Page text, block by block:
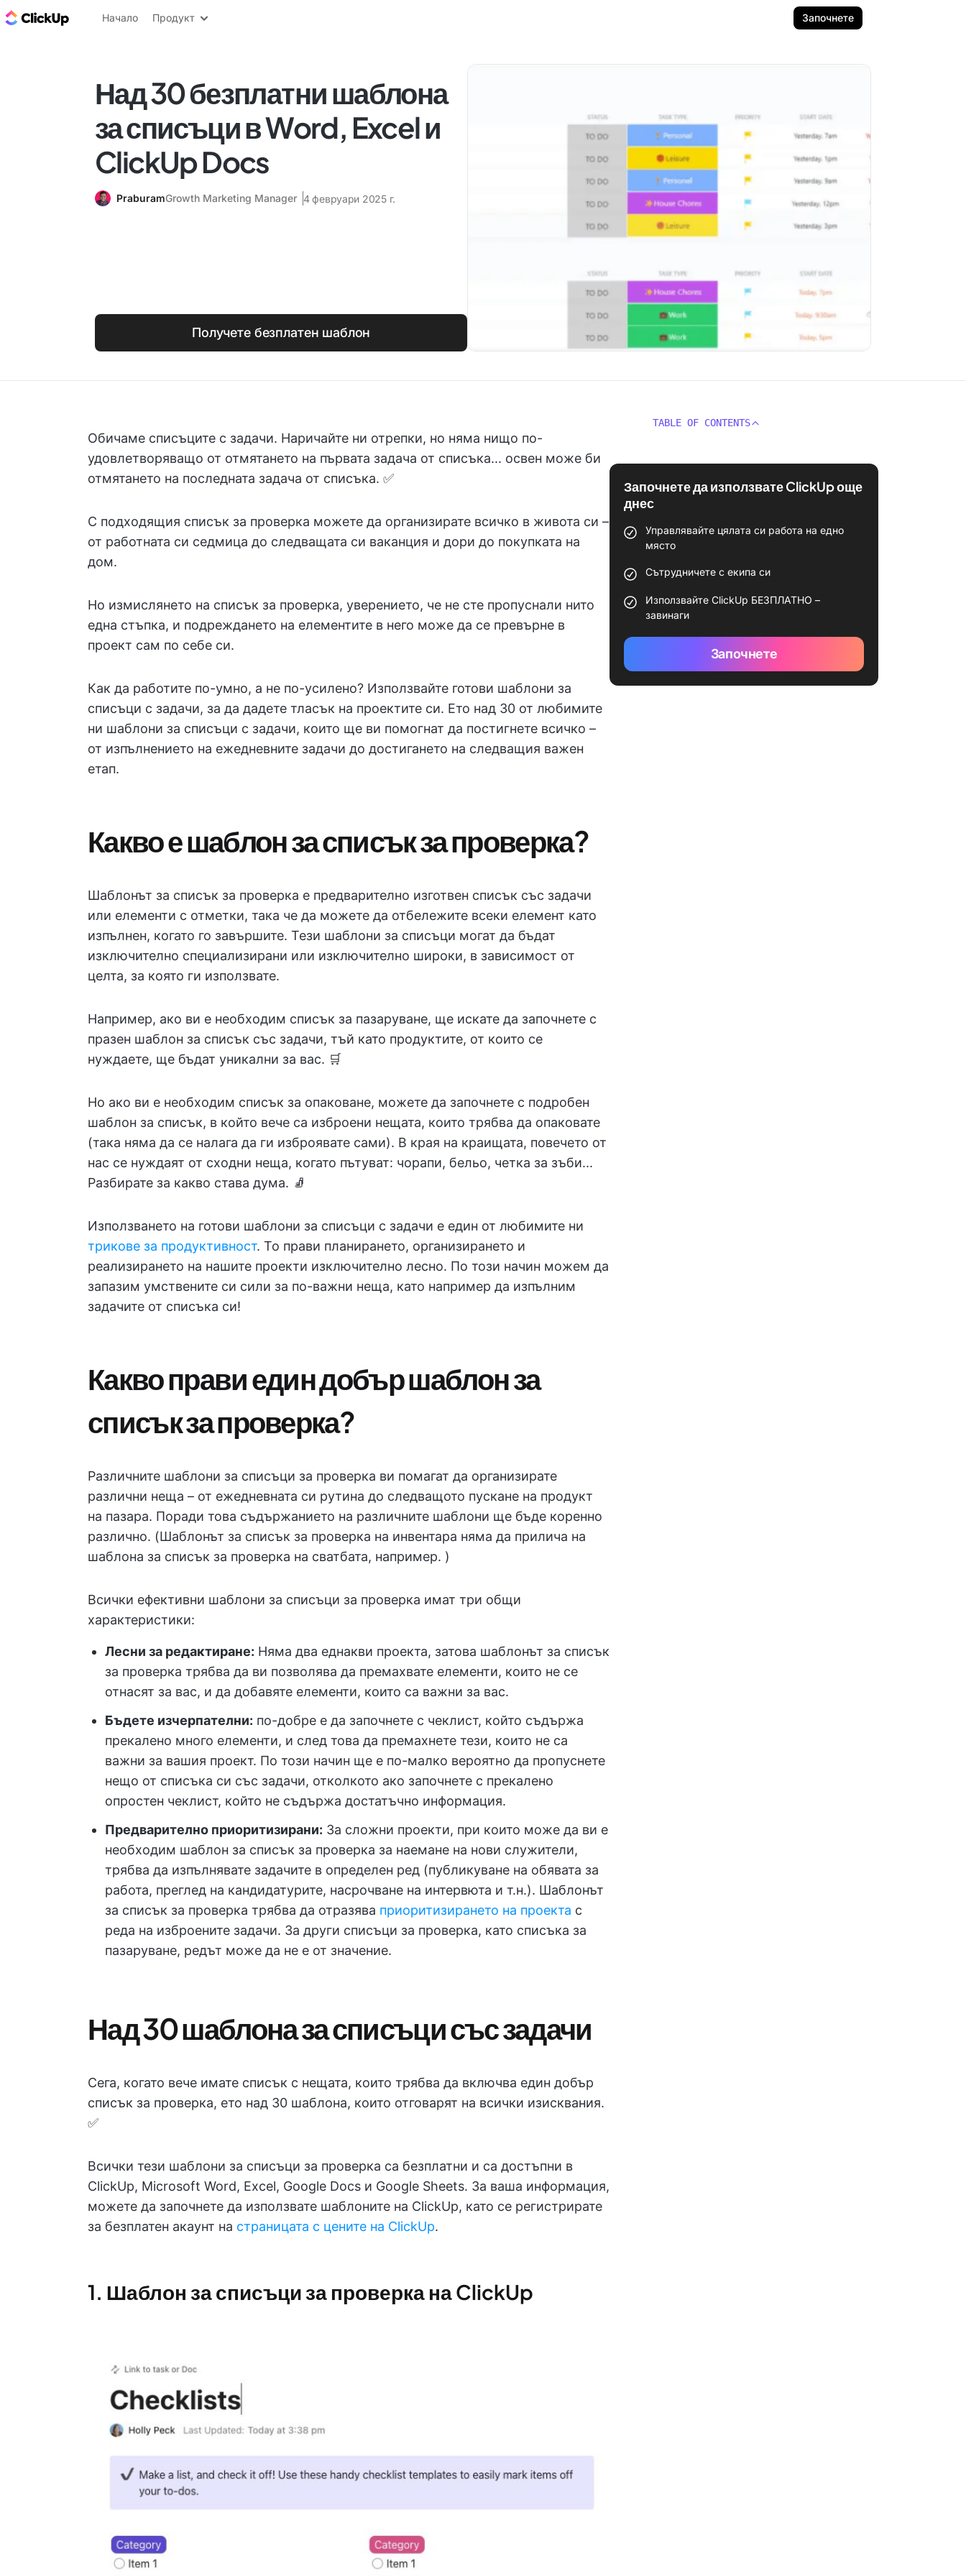
ClickUp блог
Начало Продукт Започнете
Над 30 безплатни шаблона
за списъци в Word, Excel и
ClickUp Docs
PraburamGrowth Marketing Manager 4 февруари 2025 г.
Получете безплатен шаблон
Обичаме списъците с задачи. Наричайте ни отрепки, но няма нищо по-
удовлетворяващо от отмятането на първата задача от списъка... освен може би
отмятането на последната задача от списъка. ✅
С подходящия списък за проверка можете да организирате всичко в живота си –
от работната си седмица до следващата си ваканция и дори до покупката на
дом.
Но измислянето на списък за проверка, уверението, че не сте пропуснали нито
една стъпка, и подреждането на елементите в него може да се превърне в
проект сам по себе си.
Как да работите по-умно, а не по-усилено? Използвайте готови шаблони за
списъци с задачи, за да дадете тласък на проектите си. Ето над 30 от любимите
ни шаблони за списъци с задачи, които ще ви помогнат да постигнете всичко –
от изпълнението на ежедневните задачи до достигането на следващия важен
етап.
Какво е шаблон за списък за проверка?
Шаблонът за списък за проверка е предварително изготвен списък със задачи
или елементи с отметки, така че да можете да отбележите всеки елемент като
изпълнен, когато го завършите. Тези шаблони за списъци могат да бъдат
изключително специализирани или изключително широки, в зависимост от
целта, за която ги използвате.
Например, ако ви е необходим списък за пазаруване, ще искате да започнете с
празен шаблон за списък със задачи, тъй като продуктите, от които се
нуждаете, ще бъдат уникални за вас. 🛒
Но ако ви е необходим списък за опаковане, можете да започнете с подробен
шаблон за списък, в който вече са изброени нещата, които трябва да опаковате
(така няма да се налага да ги изброявате сами). В края на краищата, повечето от
нас се нуждаят от сходни неща, когато пътуват: чорапи, бельо, четка за зъби...
Разбирате за какво става дума. 🧦
Използването на готови шаблони за списъци с задачи е един от любимите ни
трикове за продуктивност. То прави планирането, организирането и
реализирането на нашите проекти изключително лесно. По този начин можем да
запазим умствените си сили за по-важни неща, като например да изпълним
задачите от списъка си!
Какво прави един добър шаблон за
списък за проверка?
Различните шаблони за списъци за проверка ви помагат да организирате
различни неща – от ежедневната си рутина до следващото пускане на продукт
на пазара. Поради това съдържанието на различните шаблони ще бъде коренно
различно. (Шаблонът за списък за проверка на инвентара няма да прилича на
шаблона за списък за проверка на сватбата, например. )
Всички ефективни шаблони за списъци за проверка имат три общи
характеристики:
Лесни за редактиране: Няма два еднакви проекта, затова шаблонът за списък
за проверка трябва да ви позволява да премахвате елементи, които не се
отнасят за вас, и да добавяте елементи, които са важни за вас.
Бъдете изчерпателни: по-добре е да започнете с чеклист, който съдържа
прекалено много елементи, и след това да премахнете тези, които не са
важни за вашия проект. По този начин ще е по-малко вероятно да пропуснете
нещо от списъка си със задачи, отколкото ако започнете с прекалено
опростен чеклист, който не съдържа достатъчно информация.
Предварително приоритизирани: За сложни проекти, при които може да ви е
необходим шаблон за списък за проверка за наемане на нови служители,
трябва да изпълнявате задачите в определен ред (публикуване на обявата за
работа, преглед на кандидатурите, насрочване на интервюта и т.н.). Шаблонът
за списък за проверка трябва да отразява приоритизирането на проекта с
реда на изброените задачи. За други списъци за проверка, като списъка за
пазаруване, редът може да не е от значение.
Над 30 шаблона за списъци със задачи
Сега, когато вече имате списък с нещата, които трябва да включва един добър
списък за проверка, ето над 30 шаблона, които отговарят на всички изисквания.
✅
Всички тези шаблони за списъци за проверка са безплатни и са достъпни в
ClickUp, Microsoft Word, Excel, Google Docs и Google Sheets. За ваша информация,
можете да започнете да използвате шаблоните на ClickUp, като се регистрирате
за безплатен акаунт на страницата с цените на ClickUp.
1. Шаблон за списъци за проверка на ClickUp
TABLE OF CONTENTS
Започнете да използвате ClickUp още
днес
Управлявайте цялата си работа на едно
място
Сътрудничете с екипа си
Използвайте ClickUp БЕЗПЛАТНО –
завинаги
Започнете